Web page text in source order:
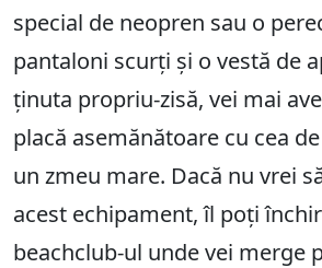
special de neopren sau o
pantaloni scurți și o vestă de
ținuta propriu-zisă, vei mai
placă asemănătoare cu cea
un zmeu mare. Dacă nu vrei
acest echipament, îl poți
beachclub-ul unde vei merge